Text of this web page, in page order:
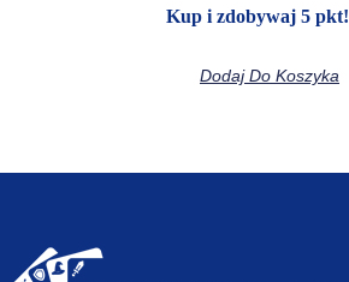
Kup i zdobywaj 5 pkt!
Dodaj Do Koszyka